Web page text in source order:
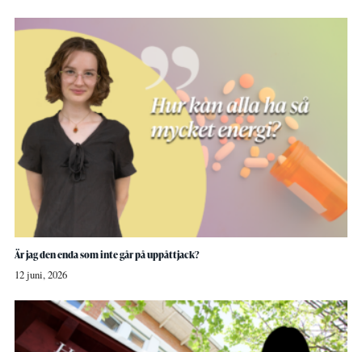
Är jag den enda som inte går på uppåttjack?
12 juni, 2026